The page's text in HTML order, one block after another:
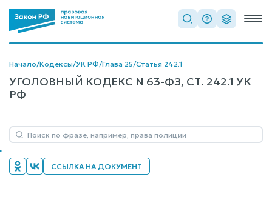
Начало/Кодексы/УК РФ/Глава 25/Статья 242.1
УГОЛОВНЫЙ КОДЕКС N 63-ФЗ, СТ. 242.1 УК
РФ
ССЫЛКА НА ДОКУМЕНТ